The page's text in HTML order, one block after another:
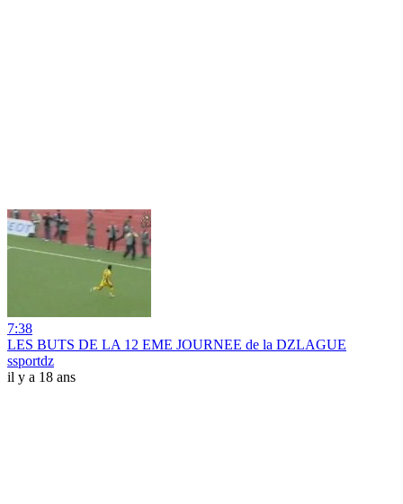
7:38
LES BUTS DE LA 12 EME JOURNEE de la DZLAGUE
ssportdz
il y a 18 ans